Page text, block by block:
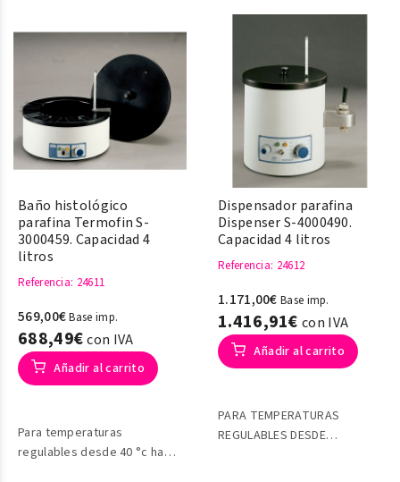
Baño histológico
parafina Termofin S-
3000459. Capacidad 4
litros
Referencia: 24611
569,00€Base imp.
688,49€con IVA
Añadir al carrito
Para temperaturas
regulables desde 40 °c hasta
Dispensador parafina
Dispenser S-4000490.
Capacidad 4 litros
Referencia: 24612
1.171,00€ Base imp.
1.416,91€ con IVA
Añadir al carrito
PARA TEMPERATURAS
REGULABLES DESDE